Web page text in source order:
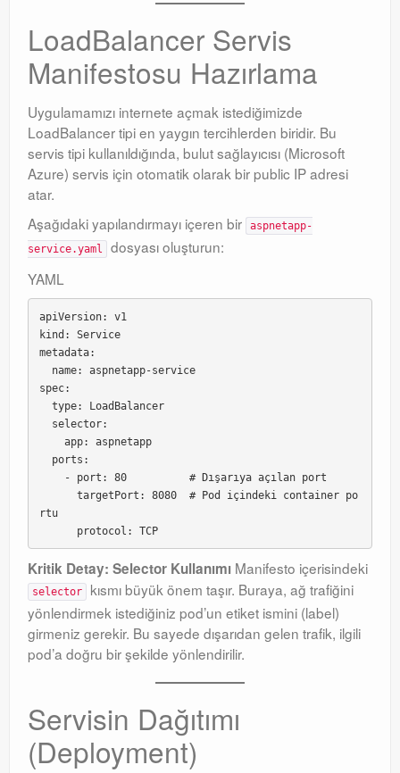
LoadBalancer Servis
Manifestosu Hazırlama
Uygulamamızı internete açmak istediğimizde
LoadBalancer tipi en yaygın tercihlerden biridir. Bu
servis tipi kullanıldığında, bulut sağlayıcısı (Microsoft
Azure) servis için otomatik olarak bir public IP adresi
atar.
Aşağıdaki yapılandırmayı içeren bir
aspnetapp-
service.yaml
dosyası oluşturun:
YAML
apiVersion: v1
kind: Service
metadata:
spec:
rtu
      protocol: TCP
Kritik Detay: Selector Kullanımı Manifesto içerisindeki
selector kısmı büyük önem taşır. Buraya, ağ trafiğini
yönlendirmek istediğiniz pod’un etiket ismini (label)
girmeniz gerekir. Bu sayede dışarıdan gelen trafik, ilgili
pod’a doğru bir şekilde yönlendirilir.
Servisin Dağıtımı
(Deployment)